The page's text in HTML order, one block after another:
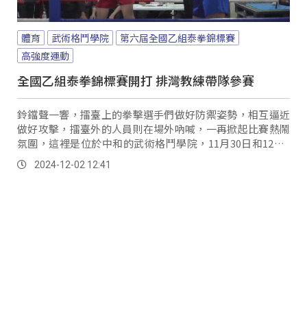
體育 武術格鬥學院
第六屆全國乙組泰拳錦標賽
高強度運動
全國乙組泰拳錦標賽開打 排灣教練帶隊參賽
鈴鐺聲一響，擂臺上的拳擊選手們做好防禦姿勢，相互逼近
做好攻擊，擂臺外的人員則在場外吶喊，一再掀起比賽熱鬧
氛圍，這裡是位於中和的武術格鬥學院，11月30日和12月1
日進行第六屆全國乙組泰拳錦標賽。
2024-12-02 12:41